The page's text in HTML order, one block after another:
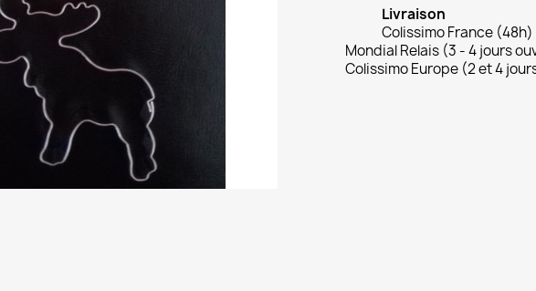
Livraison
Colissimo France (48h)
Mondial Relais (3 - 4 jours
Colissimo Europe (2 et 4